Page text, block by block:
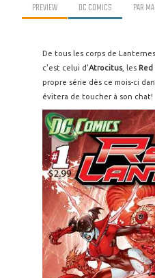
PREVIEW DC COMICS PAR
De tous les corps de
c'est celui d'Atrocitus, les
propre série dès ce mois-ci
évitera de toucher à son chat!